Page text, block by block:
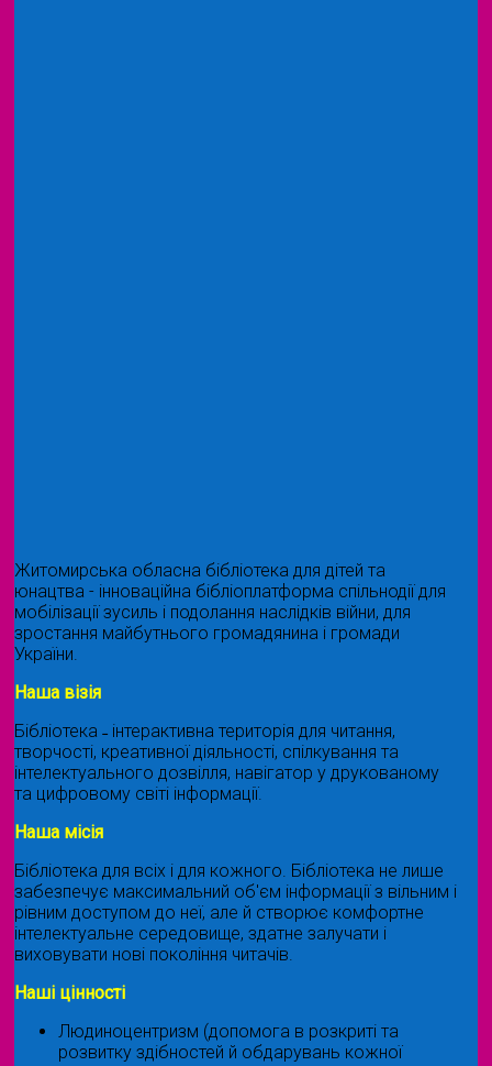
Житомирська обласна бібліотека для дітей та
юнацтва - інноваційна бібліоплатформа спільнодії для
мобілізації зусиль і подолання наслідків війни, для
зростання майбутнього громадянина і громади
України.
Наша візія
Бібліотека ˗ інтерактивна територія для читання,
творчості, креативної діяльності, спілкування та
інтелектуального дозвілля, навігатор у друкованому
та цифровому світі інформації.
Наша місія
Бібліотека для всіх і для кожного. Бібліотека не лише
забезпечує максимальний об'єм інформації з вільним і
рівним доступом до неї, але й створює комфортне
інтелектуальне середовище, здатне залучати і
виховувати нові покоління читачів.
Наші цінності
Людиноцентризм (допомога в розкриті та
розвитку здібностей й обдарувань кожної